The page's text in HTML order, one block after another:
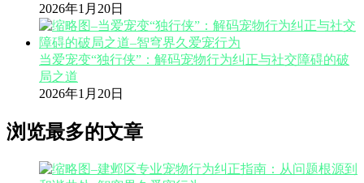
2026年1月20日
当爱宠变“独行侠”：解码宠物行为纠正与社交障碍的破
局之道
2026年1月20日
浏览最多的文章